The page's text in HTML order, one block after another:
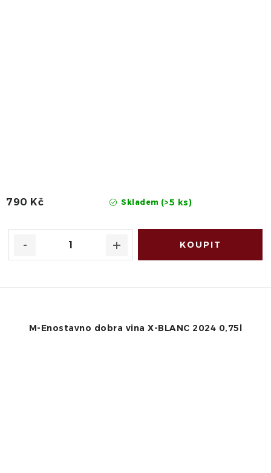
Skladem (>5 ks)
790 Kč
M-Enostavno dobra vina X-BLANC 2024 0,75l